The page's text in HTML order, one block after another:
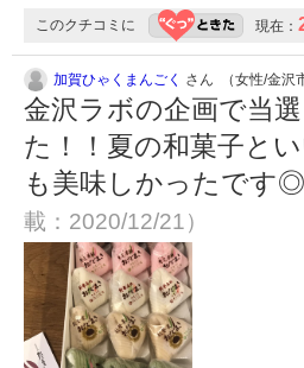
このクチコミに 現在：
加賀ひゃくまんごく さん （女性/金沢
金沢ラボの企画で当
た！！夏の和菓子と
も美味しかったです
載：2020/12/21）